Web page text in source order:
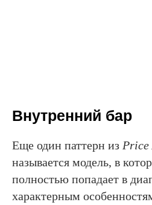
Внутренний бар
Еще один паттерн из Price
называется модель, в
полностью попадает в
характерным